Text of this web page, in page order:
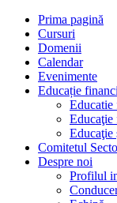
Prima pagină
Cursuri
Domenii
Calendar
Evenimente
Educație
Educatie
Educaţie
Educaţie
Comitetul
Despre noi
Profilul